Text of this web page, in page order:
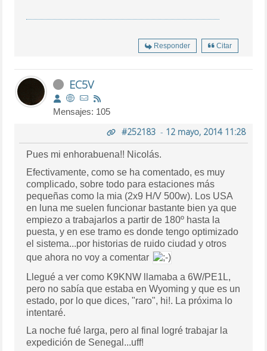
Responder Citar
EC5V
Mensajes: 105
#252183- 12 mayo, 2014 11:28
Pues mi enhorabuena!! Nicolás.
Efectivamente, como se ha comentado, es muy
complicado, sobre todo para estaciones más
pequeñas como la mia (2x9 H/V 500w). Los USA
en luna me suelen funcionar bastante bien ya que
empiezo a trabajarlos a partir de 180º hasta la
puesta, y en ese tramo es donde tengo optimizado
el sistema...por historias de ruido ciudad y otros
que ahora no voy a comentar
Llegué a ver como K9KNW llamaba a 6W/PE1L,
pero no sabía que estaba en Wyoming y que es un
estado, por lo que dices, "raro", hi!. La próxima lo
intentaré.
La noche fué larga, pero al final logré trabajar la
expedición de Senegal...uff!